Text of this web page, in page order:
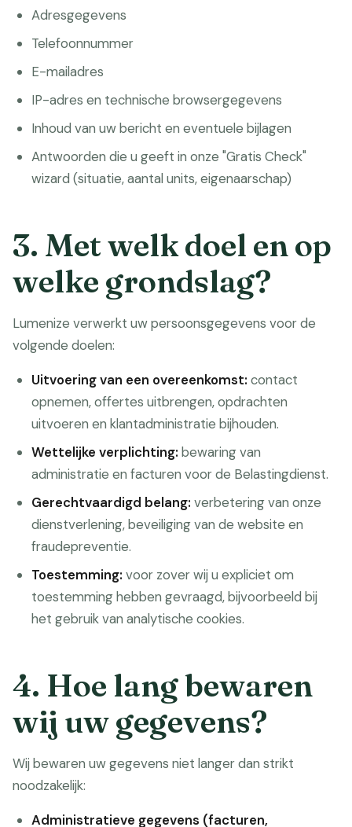
Adresgegevens
Telefoonnummer
E-mailadres
IP-adres en technische browsergegevens
Inhoud van uw bericht en eventuele bijlagen
Antwoorden die u geeft in onze "Gratis Check"
wizard (situatie, aantal units, eigenaarschap)
3. Met welk doel en op
welke grondslag?
Lumenize verwerkt uw persoonsgegevens voor de
volgende doelen:
Uitvoering van een overeenkomst: contact
opnemen, offertes uitbrengen, opdrachten
uitvoeren en klantadministratie bijhouden.
Wettelijke verplichting: bewaring van
administratie en facturen voor de Belastingdienst.
Gerechtvaardigd belang: verbetering van onze
dienstverlening, beveiliging van de website en
fraudepreventie.
Toestemming: voor zover wij u expliciet om
toestemming hebben gevraagd, bijvoorbeeld bij
het gebruik van analytische cookies.
4. Hoe lang bewaren
wij uw gegevens?
Wij bewaren uw gegevens niet langer dan strikt
noodzakelijk:
Administratieve gegevens (facturen,